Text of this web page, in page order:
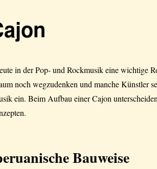
in der Pop- und Rockmusik eine wichtige
noch wegzudenken und manche Künstler
ein. Beim Aufbau einer Cajon
Bauweise